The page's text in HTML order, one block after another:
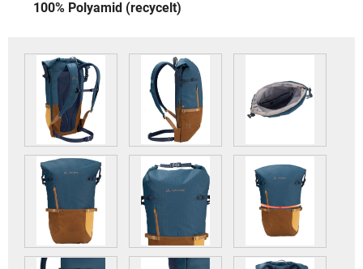
100% Polyamid (recycelt)